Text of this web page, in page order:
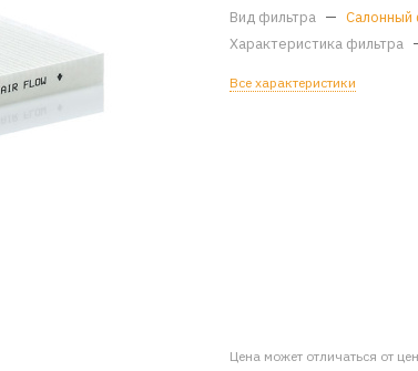
Вид фильтра — Салонный
Характеристика фильтра
Все характеристики
Цена может отличаться от